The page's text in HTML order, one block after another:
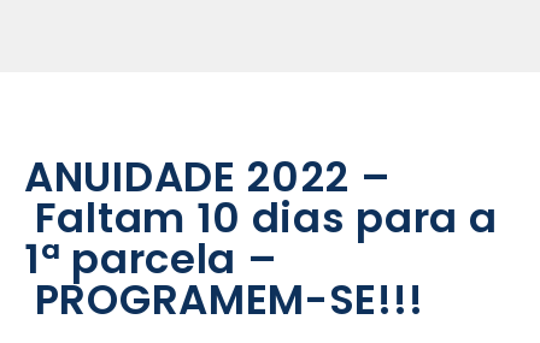
ANUIDADE 2022 –
Faltam 10 dias para a
1ª parcela –
PROGRAMEM-SE!!!